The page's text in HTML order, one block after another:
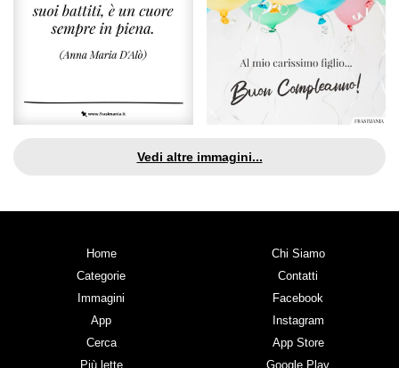
Vedi altre immagini...
Home
Categorie
Immagini
App
Cerca
Più lette
Chi Siamo
Contatti
Facebook
Instagram
App Store
Google Play